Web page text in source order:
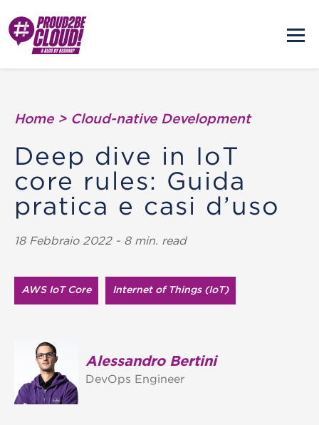
Home > Cloud-native Development
Deep dive in IoT
core rules: Guida
pratica e casi d’uso
18 Febbraio 2022 - 8 min. read
AWS IoT Core Internet of Things (IoT)
Alessandro Bertini
DevOps Engineer